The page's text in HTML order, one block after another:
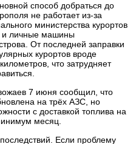
способ добраться до
не работает из-за
министерства курортов
и личные машины
От последней заправки
курортов вроде
что затрудняет
7 июня сообщил, что
на трёх АЗС, но
с доставкой топлива на
месяц.
Если проблему